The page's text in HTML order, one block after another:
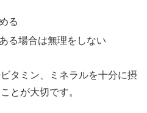
る
る場合は無理をしない
タミン、ミネラルを十分に摂
とが大切です。